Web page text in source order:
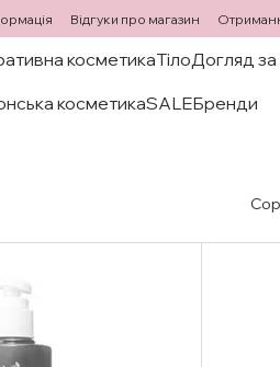
Відгуки про магазин
косметикаТілоДогляд
косметикаSALEБренди